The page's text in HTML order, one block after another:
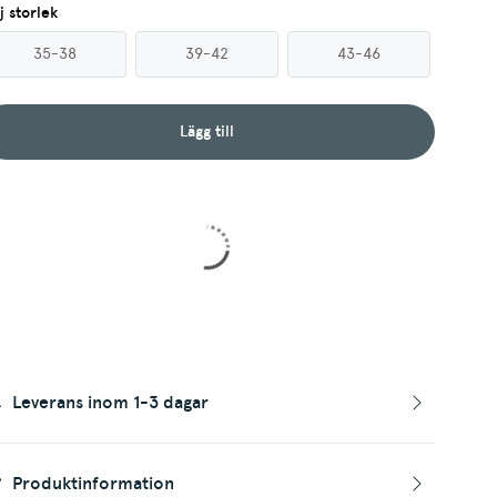
storlek
35-38 39-42 43-46
Lägg till
Leverans inom 1-3 dagar
Produktinformation